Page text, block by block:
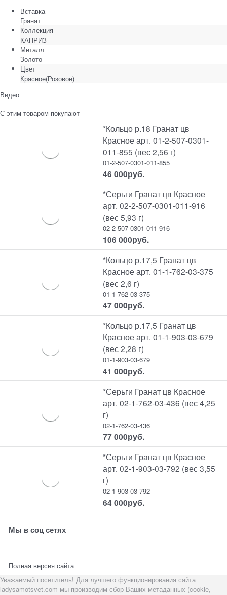
Вставка
Гранат
Коллекция
КАПРИЗ
Металл
Золото
Цвет
Красное(Розовое)
Видео
С этим товаром покупают
*Кольцо р.18 Гранат цв
Красное арт. 01-2-507-0301-
011-855 (вес 2,56 г)
01-2-507-0301-011-855
46 000руб.
*Серьги Гранат цв Красное
арт. 02-2-507-0301-011-916
(вес 5,93 г)
02-2-507-0301-011-916
106 000руб.
*Кольцо р.17,5 Гранат цв
Красное арт. 01-1-762-03-375
(вес 2,6 г)
01-1-762-03-375
47 000руб.
*Кольцо р.17,5 Гранат цв
Красное арт. 01-1-903-03-679
(вес 2,28 г)
01-1-903-03-679
41 000руб.
*Серьги Гранат цв Красное
арт. 02-1-762-03-436 (вес 4,25
г)
02-1-762-03-436
77 000руб.
*Серьги Гранат цв Красное
арт. 02-1-903-03-792 (вес 3,55
г)
02-1-903-03-792
64 000руб.
Мы в соц сетях
Полная версия сайта
Уважаемый посетитель! Для лучшего функционирования сайта
ladysamotsvet.com мы производим сбор Ваших метаданных (cookie,